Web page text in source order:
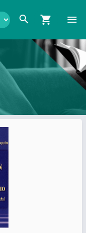
search shopping_cart menu